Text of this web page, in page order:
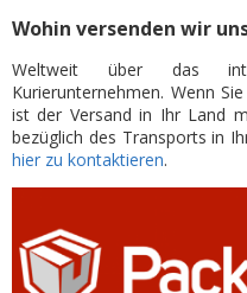
Wohin versenden wir
Weltweit über das
Kurierunternehmen. Wenn
ist der Versand in Ihr Land
bezüglich des Transports in
hier zu kontaktieren.